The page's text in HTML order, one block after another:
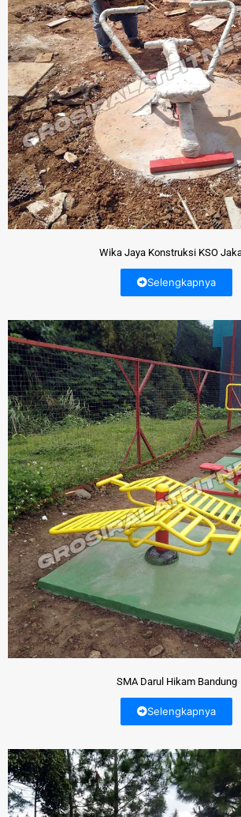
Wika Jaya Konstruksi KSO
Selengkapnya
SMA Darul Hikam Bandung
Selengkapnya